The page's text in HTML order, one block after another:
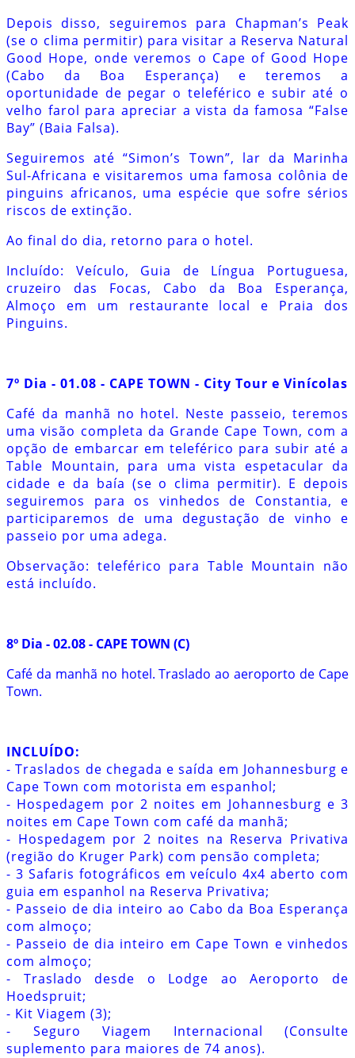
Depois disso, seguiremos para Chapman’s Peak
(se o clima permitir) para visitar a Reserva Natural
Good Hope, onde veremos o Cape of Good Hope
(Cabo da Boa Esperança) e teremos a
oportunidade de pegar o teleférico e subir até o
velho farol para apreciar a vista da famosa “False
Bay” (Baia Falsa).
Seguiremos até “Simon’s Town”, lar da Marinha
Sul-Africana e visitaremos uma famosa colônia de
pinguins africanos, uma espécie que sofre sérios
riscos de extinção.
Ao final do dia, retorno para o hotel.
Incluído: Veículo, Guia de Língua Portuguesa,
cruzeiro das Focas, Cabo da Boa Esperança,
Almoço em um restaurante local e Praia dos
Pinguins.
7º Dia - 01.08 - CAPE TOWN - City Tour e Vinícolas
Café da manhã no hotel. Neste passeio, teremos
uma visão completa da Grande Cape Town, com a
opção de embarcar em teleférico para subir até a
Table Mountain, para uma vista espetacular da
cidade e da baía (se o clima permitir). E depois
seguiremos para os vinhedos de Constantia, e
participaremos de uma degustação de vinho e
passeio por uma adega.
Observação: teleférico para Table Mountain não
está incluído.
8º Dia - 02.08 - CAPE TOWN (C)
Café da manhã no hotel. Traslado ao aeroporto de Cape
Town.
INCLUÍDO:
- Traslados de chegada e saída em Johannesburg e
Cape Town com motorista em espanhol;
- Hospedagem por 2 noites em Johannesburg e 3
noites em Cape Town com café da manhã;
- Hospedagem por 2 noites na Reserva Privativa
(região do Kruger Park) com pensão completa;
- 3 Safaris fotográficos em veículo 4x4 aberto com
guia em espanhol na Reserva Privativa;
- Passeio de dia inteiro ao Cabo da Boa Esperança
com almoço;
- Passeio de dia inteiro em Cape Town e vinhedos
com almoço;
- Traslado desde o Lodge ao Aeroporto de
Hoedspruit;
- Kit Viagem (3);
- Seguro Viagem Internacional (Consulte
suplemento para maiores de 74 anos).